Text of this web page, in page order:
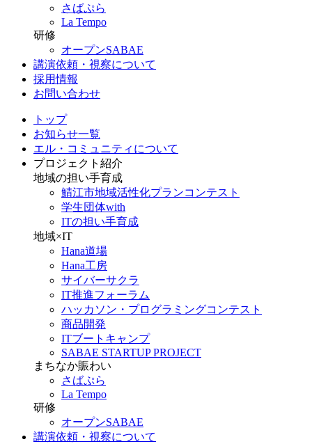
さばぷら
La Tempo
研修
オープンSABAE
講演依頼・視察について
採用情報
お問い合わせ
トップ
お知らせ一覧
エル・コミュニティについて
プロジェクト紹介
地域の担い手育成
鯖江市地域活性化プランコンテスト
学生団体with
ITの担い手育成
地域×IT
Hana道場
Hana工房
サイバーサクラ
IT推進フォーラム
ハッカソン・プログラミングコンテスト
商品開発
ITブートキャンプ
SABAE STARTUP PROJECT
まちなか賑わい
さばぷら
La Tempo
研修
オープンSABAE
講演依頼・視察について